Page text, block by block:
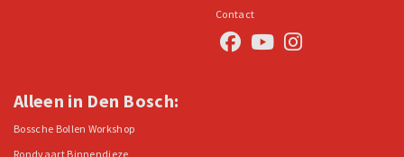
Contact
Alleen in Den Bosch:
Bossche Bollen Workshop
Rondvaart Binnendieze